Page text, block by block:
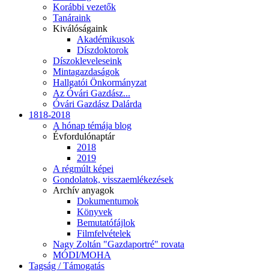
Korábbi vezetők
Tanáraink
Kiválóságaink
Akadémikusok
Díszdoktorok
Díszokleveleseink
Mintagazdaságok
Hallgatói Önkormányzat
Az Óvári Gazdász...
Óvári Gazdász Dalárda
1818-2018
A hónap témája blog
Évfordulónaptár
2018
2019
A régmúlt képei
Gondolatok, visszaemlékezések
Archív anyagok
Dokumentumok
Könyvek
Bemutatófájlok
Filmfelvételek
Nagy Zoltán "Gazdaportré" rovata
MÓDI/MOHA
Tagság / Támogatás